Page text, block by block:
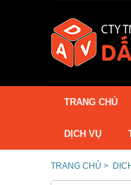
TRANG CHỦ
DỊCH VỤ
TRANG CHỦ >